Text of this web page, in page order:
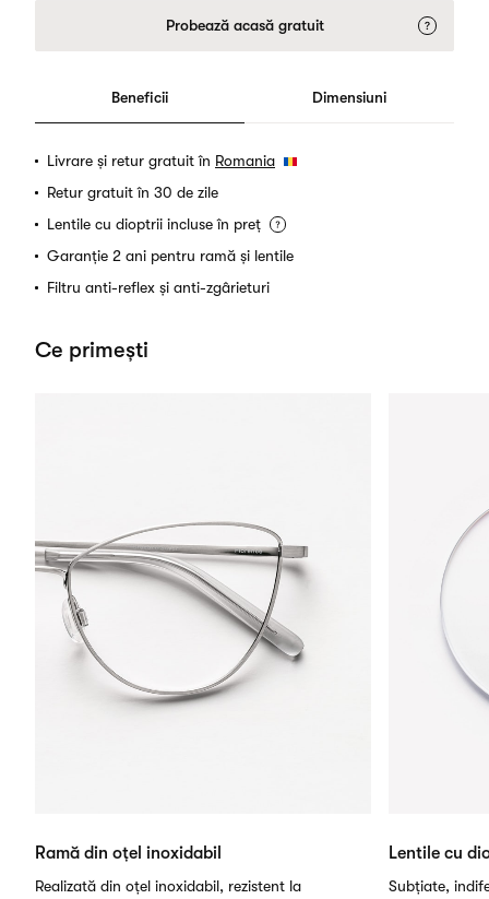
Probează acasă gratuit
Beneficii Dimensiuni
Livrare și retur gratuit în Romania
Retur gratuit în 30 de zile
Lentile cu dioptrii incluse în preț
Garanție 2 ani pentru ramă și lentile
Filtru anti-reflex și anti-zgârieturi
Ce primești
Ramă din oțel inoxidabil
Realizată din oțel inoxidabil, rezistent la
Lentile cu
Subțiate,